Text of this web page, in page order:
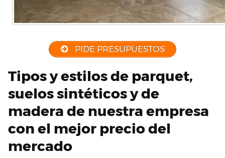
PIDE PRESUPUESTOS
Tipos y estilos de parquet,
suelos sintéticos y de
madera de nuestra empresa
con el mejor precio del
mercado